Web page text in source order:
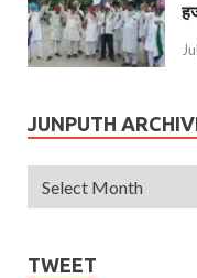
JUNPUTH
TWEET